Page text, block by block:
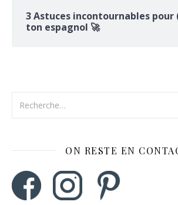
3 Astuces incontournables pour
ton espagnol 🚀
ON RESTE EN